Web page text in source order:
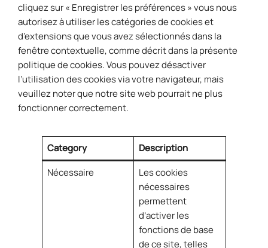
cliquez sur « Enregistrer les préférences » vous nous
autorisez à utiliser les catégories de cookies et
d’extensions que vous avez sélectionnés dans la
fenêtre contextuelle, comme décrit dans la présente
politique de cookies. Vous pouvez désactiver
l’utilisation des cookies via votre navigateur, mais
veuillez noter que notre site web pourrait ne plus
fonctionner correctement.
Category
Description
Nécessaire
Les cookies
nécessaires
permettent
d’activer les
fonctions de base
de ce site, telles